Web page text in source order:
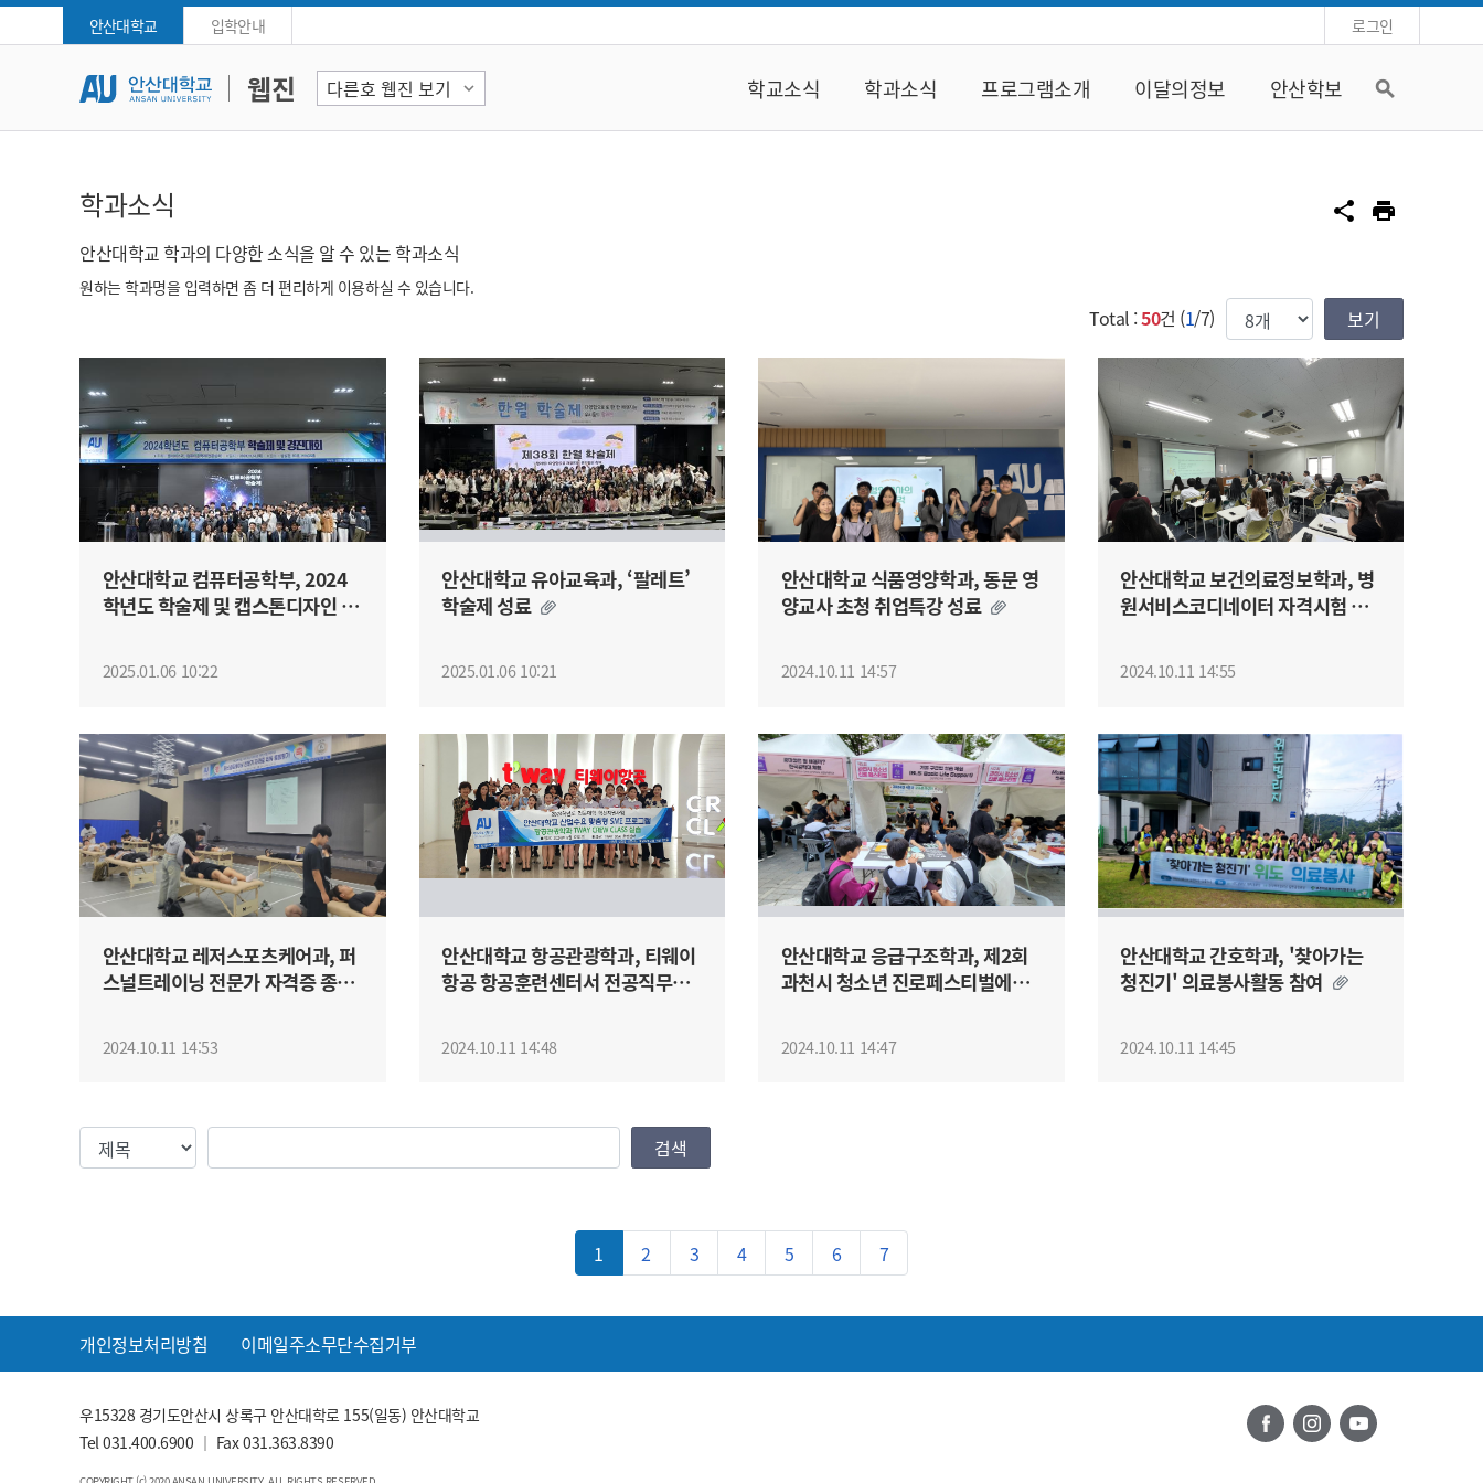
Skip Menu 검색
안산대학교 입학안내 로그인
안산대학교 웹진
웹진 학교소식 학과소식 프로그램소개 이달의정보 안산학보 search
학과소식 공유
share
print
안산대학교 학과의 다양한 소식을 알 수 있는 학과소식
원하는 학과명을 입력하면 좀 더 편리하게 이용하실 수 있습니다.
Total :50건 (1/7) 한번에 보여질 게시물 갯수
안산대학교 컴퓨터공학부, 2024
학년도 학술제 및 캡스톤디자인 경
2025.01.06 10:22
안산대학교 유아교육과, ‘팔레트’
학술제 성료
2025.01.06 10:21
안산대학교 식품영양학과, 동문 영
양교사 초청 취업특강 성료
2024.10.11 14:57
안산대학교 보건의료정보학과, 병
원서비스코디네이터 자격시험 전
2024.10.11 14:55
안산대학교 레저스포츠케어과, 퍼
스널트레이닝 전문가 자격증 종합
2024.10.11 14:53
안산대학교 항공관광학과, 티웨이
항공 항공훈련센터서 전공직무역
2024.10.11 14:48
안산대학교 응급구조학과, 제2회
과천시 청소년 진로페스티벌에서
2024.10.11 14:47
안산대학교 간호학과, '찾아가는
청진기' 의료봉사활동 참여
2024.10.11 14:45
검색조건 검색값 검색
1 2 3 4 5 6 7
개인정보처리방침 이메일주소무단수집거부
우15328 경기도안산시 상록구 안산대학로 155(일동) 안산대학교
Tel031.400.6900 ｜ Fax 031.363.8390